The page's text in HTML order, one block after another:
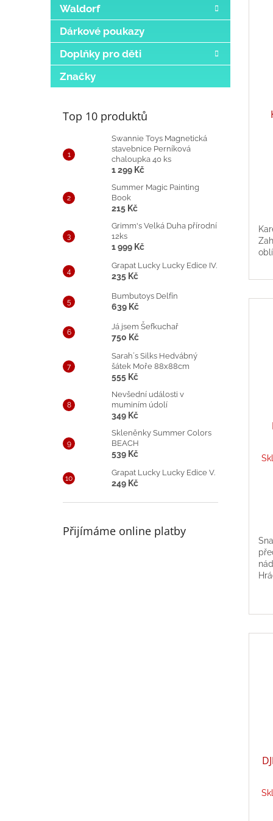
Waldorf
Dárkové poukazy
Doplňky pro děti
Značky
Top 10 produktů
Swannie Toys Magnetická
stavebnice Perníková
chaloupka 40 ks
1 299 Kč
Summer Magic Painting
Book
215 Kč
Grimm's Velká Duha přírodní
12ks
1 999 Kč
Grapat Lucky Lucky Edice IV.
235 Kč
Bumbutoys Delfín
639 Kč
Já jsem Šefkuchař
750 Kč
Sarah´s Silks Hedvábný
šátek Moře 88x88cm
555 Kč
Nevšední události v
muminím údolí
349 Kč
Skleněnky Summer Colors
BEACH
539 Kč
Grapat Lucky Lucky Edice V.
249 Kč
Přijímáme online platby
5